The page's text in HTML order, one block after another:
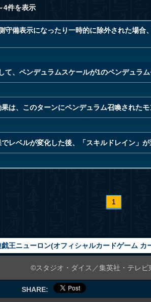
4件を表示
守備表示になったり一時的に除外された場合
て、ペンデュラムスケールが1のペンデュラ
は、このターンにペンデュラム召喚された
レベルが変化した後、「スキルドレイン」
1
戯王ニューロン(オフィシャルカードゲーム カ
©スタジオ・ダイス／集英社・テレビ
SHARE: